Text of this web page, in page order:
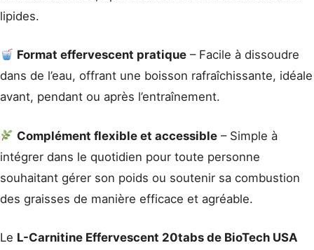
lipides.
Format effervescent pratique – Facile à dissoudre
dans de l’eau, offrant une boisson rafraîchissante, idéale
avant, pendant ou après l’entraînement.
Complément flexible et accessible – Simple à
intégrer dans le quotidien pour toute personne
souhaitant gérer son poids ou soutenir sa combustion
des graisses de manière efficace et agréable.
Le L-Carnitine Effervescent 20tabs de BioTech USA